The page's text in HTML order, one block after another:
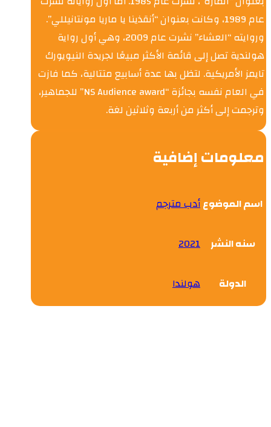
عام 1989، وكانت بعنوان “أنقذينا يا ماريا مونتانيللي”.
وروايته “العشاء” نشرت عام 2009، وهي أول رواية
هولندية تصل إلى قائمة الأكثر مبيعًا لجريدة النيويورك
تايمز الأمريكية. لتظل بها عدة أسابيع متتالية، كما فازت
في العام نفسه بجائزة “NS Audience award” للجماهير،
وترجمت إلى أكثر من أربعة وثلاثين لغة.
معلومات إضافية
اسم الموضوعأدب مترجم
سنه النشر 2021
الدولة هولندا